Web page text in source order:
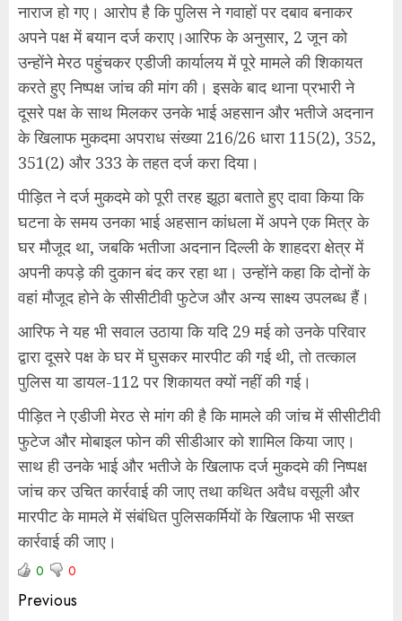
नाराज हो गए। आरोप है कि पुलिस ने गवाहों पर दबाव बनाकर
अपने पक्ष में बयान दर्ज कराए।आरिफ के अनुसार, 2 जून को
उन्होंने मेरठ पहुंचकर एडीजी कार्यालय में पूरे मामले की शिकायत
करते हुए निष्पक्ष जांच की मांग की। इसके बाद थाना प्रभारी ने
दूसरे पक्ष के साथ मिलकर उनके भाई अहसान और भतीजे अदनान
के खिलाफ मुकदमा अपराध संख्या 216/26 धारा 115(2), 352,
351(2) और 333 के तहत दर्ज करा दिया।
पीड़ित ने दर्ज मुकदमे को पूरी तरह झूठा बताते हुए दावा किया कि
घटना के समय उनका भाई अहसान कांधला में अपने एक मित्र के
घर मौजूद था, जबकि भतीजा अदनान दिल्ली के शाहदरा क्षेत्र में
अपनी कपड़े की दुकान बंद कर रहा था। उन्होंने कहा कि दोनों के
वहां मौजूद होने के सीसीटीवी फुटेज और अन्य साक्ष्य उपलब्ध हैं।
आरिफ ने यह भी सवाल उठाया कि यदि 29 मई को उनके परिवार
द्वारा दूसरे पक्ष के घर में घुसकर मारपीट की गई थी, तो तत्काल
पुलिस या डायल-112 पर शिकायत क्यों नहीं की गई।
पीड़ित ने एडीजी मेरठ से मांग की है कि मामले की जांच में सीसीटीवी
फुटेज और मोबाइल फोन की सीडीआर को शामिल किया जाए।
साथ ही उनके भाई और भतीजे के खिलाफ दर्ज मुकदमे की निष्पक्ष
जांच कर उचित कार्रवाई की जाए तथा कथित अवैध वसूली और
मारपीट के मामले में संबंधित पुलिसकर्मियों के खिलाफ भी सख्त
कार्रवाई की जाए।
0 0
Previous